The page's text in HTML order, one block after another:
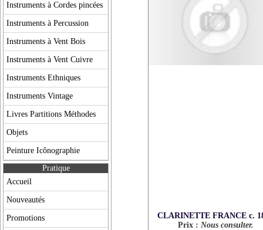
Instruments à Cordes pincées
Instruments à Percussion
Instruments à Vent Bois
Instruments à Vent Cuivre
Instruments Ethniques
Instruments Vintage
Livres Partitions Méthodes
Objets
Peinture Icônographie
Pratique
Accueil
Nouveautés
Promotions
CLARINETTE FRANCE c.
Prix : Nous consulter.